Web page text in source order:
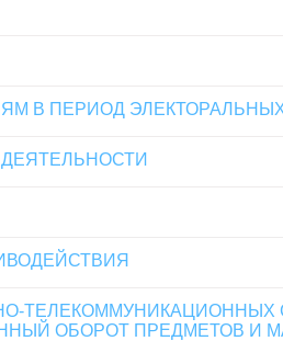
В ПЕРИОД
ТЕЛЕКОММУНИКАЦИОННЫХ
ОБОРОТ ПРЕДМЕТОВ И